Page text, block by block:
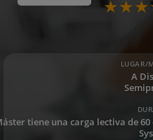
LUGAR/
A
tiene una carga lectiva de